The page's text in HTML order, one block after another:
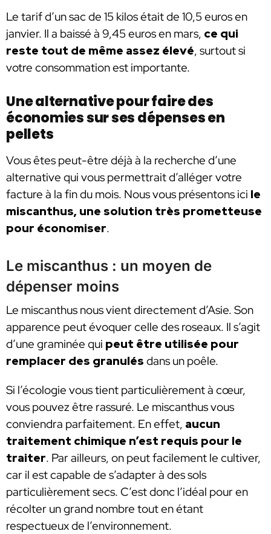
Le tarif d’un sac de 15 kilos était de 10,5 euros en
janvier. Il a baissé à 9,45 euros en mars, ce qui
reste tout de même assez élevé, surtout si
votre consommation est importante.
Une alternative pour faire des
économies sur ses dépenses en
pellets
Vous êtes peut-être déjà à la recherche d’une
alternative qui vous permettrait d’alléger votre
facture à la fin du mois. Nous vous présentons ici le
miscanthus, une solution très prometteuse
pour économiser.
Le miscanthus : un moyen de
dépenser moins
Le miscanthus nous vient directement d’Asie. Son
apparence peut évoquer celle des roseaux. Il s’agit
d’une graminée qui peut être utilisée pour
remplacer des granulés dans un poêle.
Si l’écologie vous tient particulièrement à cœur,
vous pouvez être rassuré. Le miscanthus vous
conviendra parfaitement. En effet, aucun
traitement chimique n’est requis pour le
traiter. Par ailleurs, on peut facilement le cultiver,
car il est capable de s’adapter à des sols
particulièrement secs. C’est donc l’idéal pour en
récolter un grand nombre tout en étant
respectueux de l’environnement.